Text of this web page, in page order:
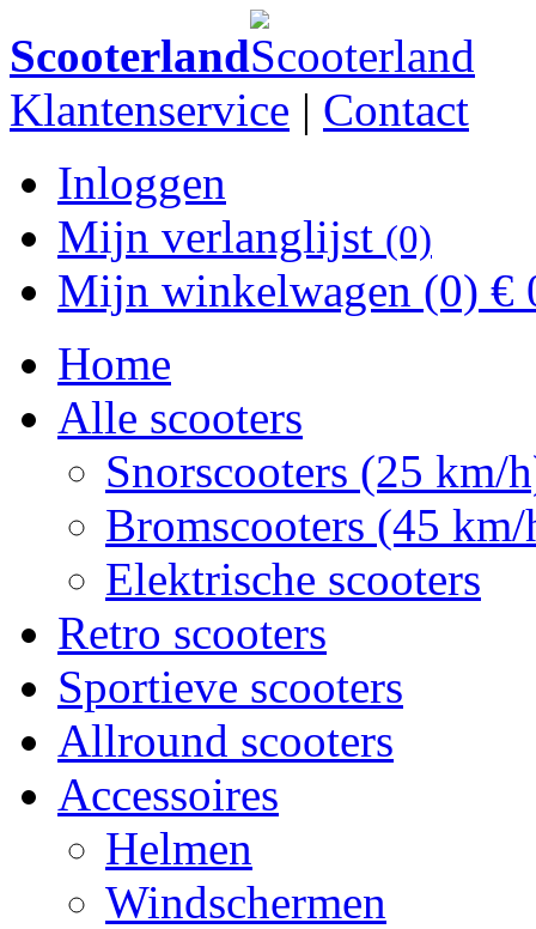
Scooterland
Klantenservice | Contact
Inloggen
Mijn verlanglijst (0)
Mijn winkelwagen (0) €
Home
Alle scooters
Snorscooters (25 km/
Bromscooters (45
Elektrische scooters
Retro scooters
Sportieve scooters
Allround scooters
Accessoires
Helmen
Windschermen